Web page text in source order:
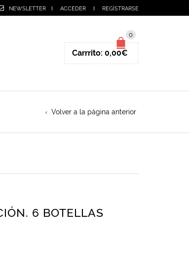
NEWSLETTER ACCEDER REGÍSTRARSE
0
Carrrito: 0,00€
Volver a la página anterior
6 BOTELLAS